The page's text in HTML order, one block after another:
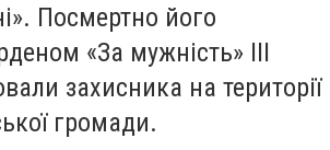
Посмертно його
«За мужність» ІІІ
захисника на території
громади.